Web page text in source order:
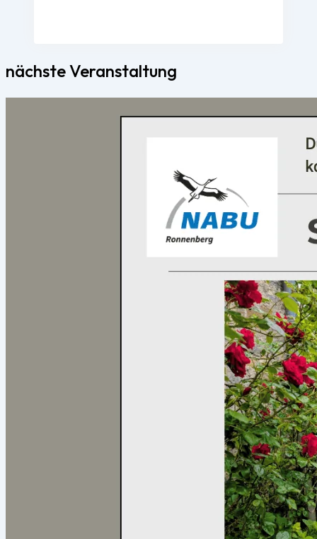
nächste Veranstaltung